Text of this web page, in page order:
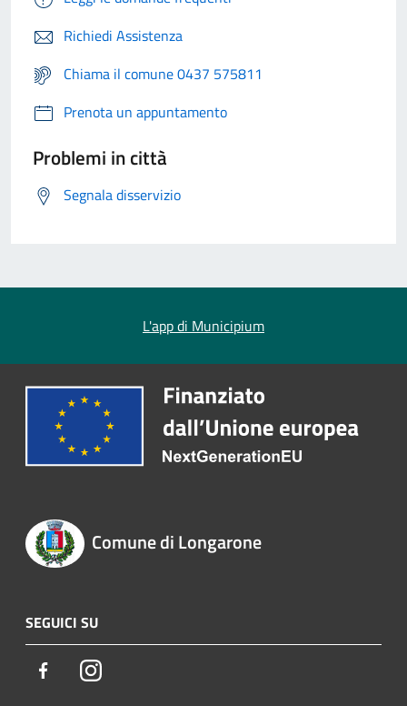
Richiedi Assistenza
Chiama il comune 0437 575811
Prenota un appuntamento
Problemi in città
Segnala disservizio
L'app di Municipium
Comune di Longarone
SEGUICI SU
FacebookInstagram